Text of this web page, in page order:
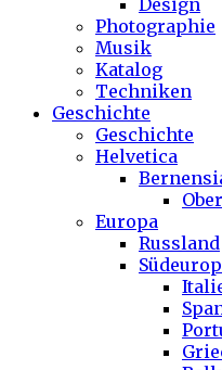
Design
Photographie
Musik
Katalog
Techniken
Geschichte
Geschichte
Helvetica
Europa
Russland